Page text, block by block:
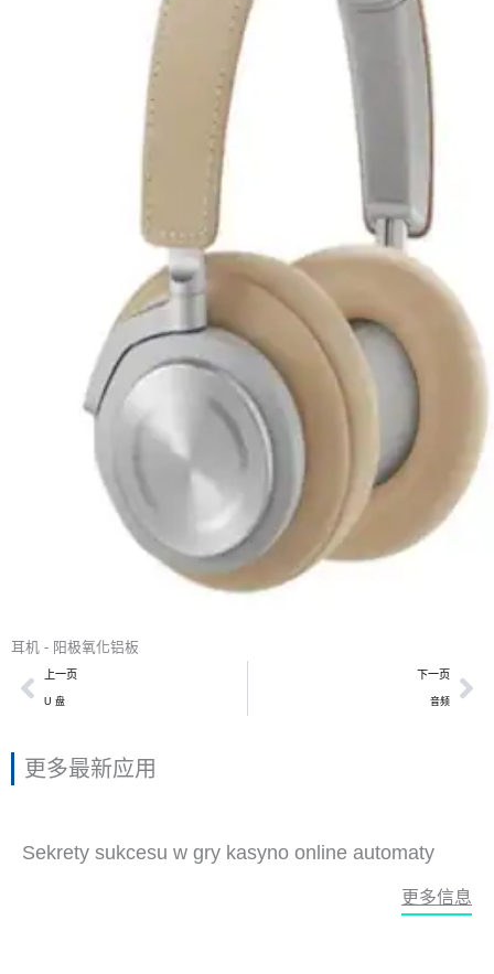
耳机 - 阳极氧化铝板
上一頁
上一页
U 盘
下一页
音频
下
更多最新应用
Sekrety sukcesu w gry kasyno online automaty
更多信息